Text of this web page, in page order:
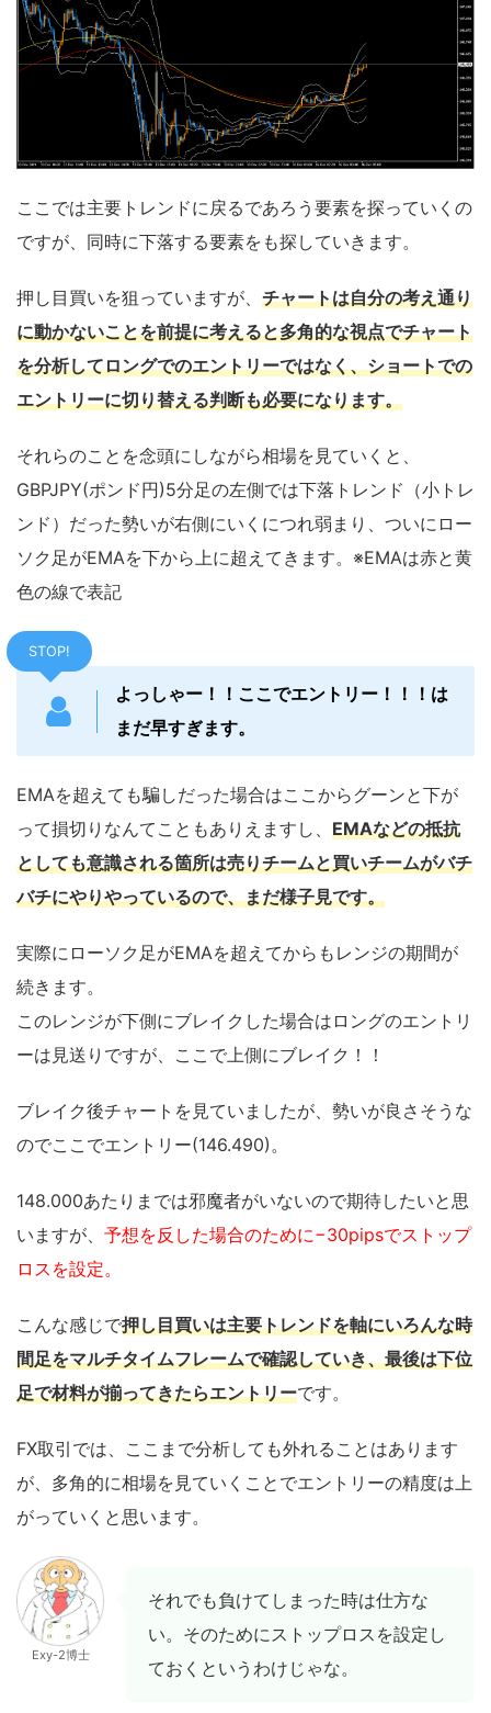
ここでは主要トレンドに戻るであろう要素を探っていくの
ですが、同時に下落する要素をも探していきます。
押し目買いを狙っていますが、 チャートは自分の考え通り
に動かないことを前提に考えると多角的な視点でチャート
を分析してロングでのエントリーではなく、ショートでの
エントリーに切り替える判断も必要になります。
それらのことを念頭にしながら相場を見ていくと、
GBPJPY(ポンド円)5分足の左側では下落トレンド（小トレ
ンド）だった勢いが右側にいくにつれ弱まり、ついにロー
ソク足がEMAを下から上に超えてきます。※EMAは赤と黄
色の線で表記
STOP!
よっしゃー！！ここでエントリー！！！は
まだ早すぎます。
EMAを超えても騙しだった場合はここからグーンと下が
って損切りなんてこともありえますし、 EMAなどの抵抗
としても意識される箇所は売りチームと買いチームがバチ
バチにやりやっているので、まだ様子見です。
実際にローソク足がEMAを超えてからもレンジの期間が
続きます。
このレンジが下側にブレイクした場合はロングのエントリ
ーは見送りですが、ここで上側にブレイク！！
ブレイク後チャートを見ていましたが、勢いが良さそうな
のでここでエントリー(146.490)。
148.000あたりまでは邪魔者がいないので期待したいと思
いますが、 予想を反した場合のために−30pipsでストップ
ロスを設定。
こんな感じで押し目買いは主要トレンドを軸にいろんな時
間足をマルチタイムフレームで確認していき、最後は下位
足で材料が揃ってきたらエントリーです。
FX取引では、ここまで分析しても外れることはあります
が、多角的に相場を見ていくことでエントリーの精度は上
がっていくと思います。
Exy-2博士
それでも負けてしまった時は仕方な
い。そのためにストップロスを設定し
ておくというわけじゃな。